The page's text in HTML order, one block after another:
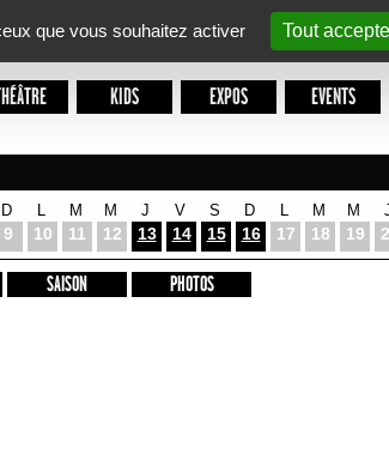
que vous souhaitez activer
Tout
KIDS EXPOS
EVENTS
D
9 10
M
11
M
12
J
13
V
14
S
15
D
16 17
M
18
M
19
SAISON PHOTOS